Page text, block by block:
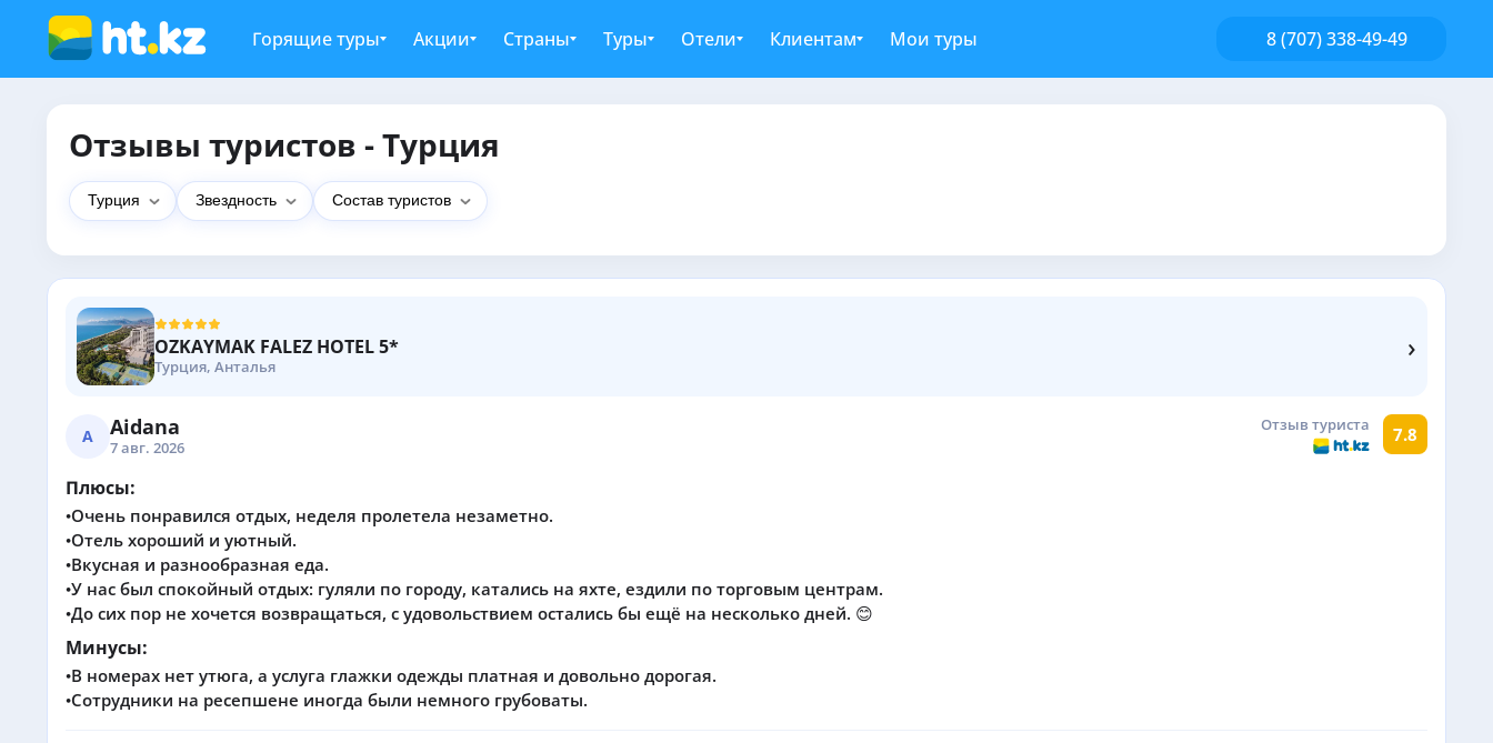
Горящие туры Акции Страны Туры Отели Клиентам Мои туры 8 (707) 338-49-49
Отзывы туристов - Турция
Турция Звездность Состав туристов
OZKAYMAK FALEZ HOTEL 5*
Турция, Анталья
›
A Aidana
7 авг. 2026
Отзыв туриста 7.8
Плюсы:
•Очень понравился отдых, неделя пролетела незаметно.
•Отель хороший и уютный.
•Вкусная и разнообразная еда.
•У нас был спокойный отдых: гуляли по городу, катались на яхте, ездили по торговым центрам.
•До сих пор не хочется возвращаться, с удовольствием остались бы ещё на несколько дней. 😊
Минусы:
•В номерах нет утюга, а услуга глажки одежды платная и довольно дорогая.
•Сотрудники на ресепшене иногда были немного грубоваты.